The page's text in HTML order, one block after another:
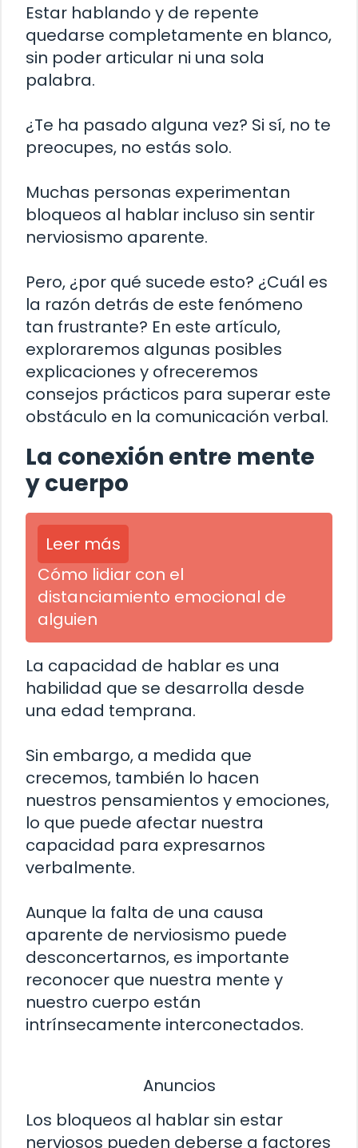
Estar hablando y de repente
quedarse completamente en blanco,
sin poder articular ni una sola
palabra.
¿Te ha pasado alguna vez? Si sí, no te
preocupes, no estás solo.
Muchas personas experimentan
bloqueos al hablar incluso sin sentir
nerviosismo aparente.
Pero, ¿por qué sucede esto? ¿Cuál es
la razón detrás de este fenómeno
tan frustrante? En este artículo,
exploraremos algunas posibles
explicaciones y ofreceremos
consejos prácticos para superar este
obstáculo en la comunicación verbal.
La conexión entre mente
y cuerpo
Leer más
Cómo lidiar con el
distanciamiento emocional de
alguien
La capacidad de hablar es una
habilidad que se desarrolla desde
una edad temprana.
Sin embargo, a medida que
crecemos, también lo hacen
nuestros pensamientos y emociones,
lo que puede afectar nuestra
capacidad para expresarnos
verbalmente.
Aunque la falta de una causa
aparente de nerviosismo puede
desconcertarnos, es importante
reconocer que nuestra mente y
nuestro cuerpo están
intrínsecamente interconectados.
Anuncios
Los bloqueos al hablar sin estar
nerviosos pueden deberse a factores